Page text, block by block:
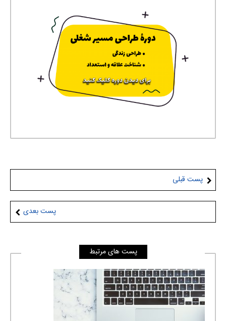
پست قبلی
پست بعدی
پست های مرتبط